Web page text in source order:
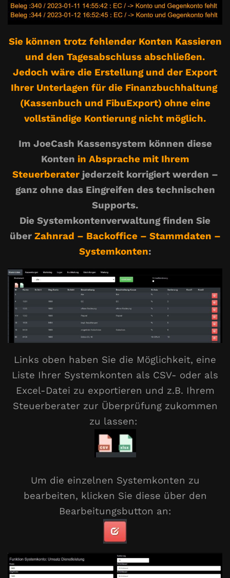
Sie können trotz fehlender Konten Kassieren
und den Tagesabschluss abschließen.
Jedoch wäre die Erstellung und der Export
Ihrer Unterlagen für die Finanzbuchhaltung
(Kassenbuch und FibuExport) ohne eine
vollständige Kontierung nicht möglich.
Im JoeCash Kassensystem können diese
Konten in Absprache mit Ihrem
Steuerberater jederzeit korrigiert werden –
ganz ohne das Eingreifen des technischen
Supports.
Die Systemkontenverwaltung finden Sie
über Zahnrad – Backoffice – Stammdaten –
Systemkonten:
Links oben haben Sie die Möglichkeit, eine
Liste Ihrer Systemkonten als CSV- oder als
Excel-Datei zu exportieren und z.B. Ihrem
Steuerberater zur Überprüfung zukommen
zu lassen:
Um die einzelnen Systemkonten zu
bearbeiten, klicken Sie diese über den
Bearbeitungsbutton an: